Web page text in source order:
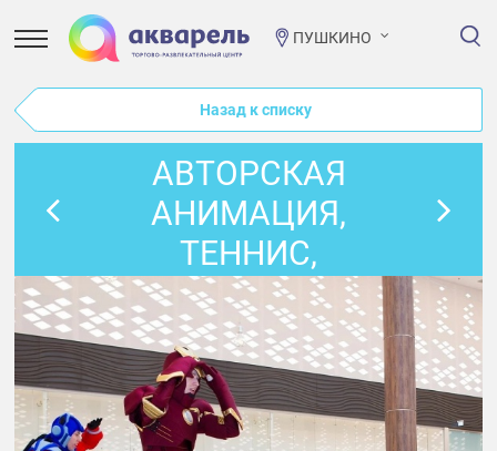
ПУШКИНО
Назад к списку
АВТОРСКАЯ
АНИМАЦИЯ,
ТЕННИС,
GREENPEACE